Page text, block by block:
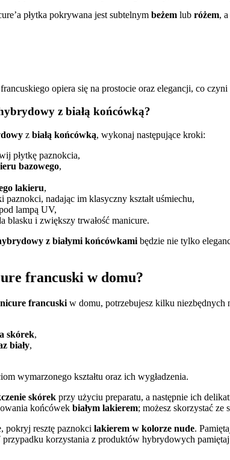
płytka pokrywana jest subtelnym beżem lub różem,
opiera się na prostocie oraz elegancji, co
z białą końcówką?
z białą końcówką, wykonaj następujące kroki:
płytkę paznokcia,
bazowego,
lakieru,
nadając im klasyczny kształt uśmiechu,
lampą UV,
blasku i zwiększy trwałość manicure.
z białymi końcówkami będzie nie tylko
francuski w domu?
francuski w domu, potrzebujesz kilku
skórek,
biały,
wymarzonego kształtu oraz ich wygładzenia.
skórek przy użyciu preparatu, a następnie ich
końcówek białym lakierem; możesz skorzystać
pokryj resztę paznokci lakierem w kolorze nude.
przypadku korzystania z produktów hybrydowych